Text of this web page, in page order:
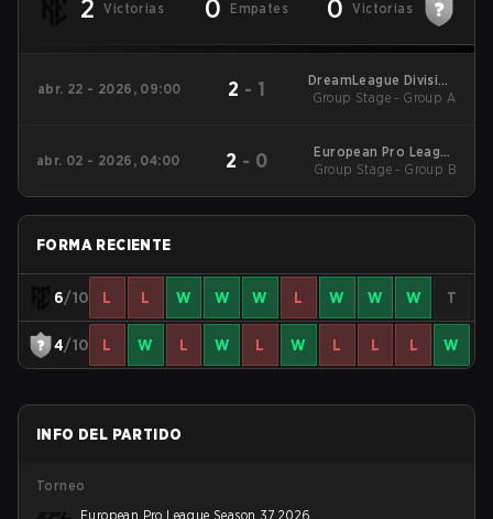
2 Victorias 0 Empates 0 Victorias
abr. 22 - 2026, 09:00 2 - 1
DreamLeague Division
2
Group Stage - Group A
abr. 02 - 2026, 04:00 2 - 0
European Pro League
Season 36 2026
Group Stage - Group B
FORMA RECIENTE
6/10 L L W W W L W W W T
4/10 L W L W L W L L L W
INFO DEL PARTIDO
Torneo
European Pro League Season 37 2026